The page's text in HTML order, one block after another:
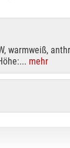
warmweiß,
mehr